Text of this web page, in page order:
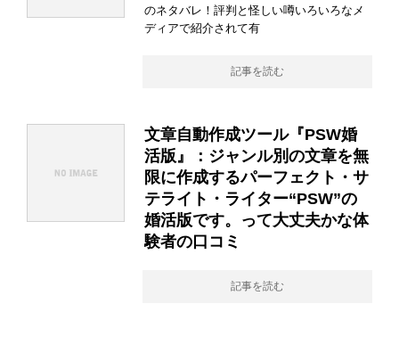
のネタバレ！評判と怪しい噂いろいろなメ
ディアで紹介されて有
記事を読む
文章自動作成ツール『PSW婚
活版』：ジャンル別の文章を無
限に作成するパーフェクト・サ
テライト・ライター“PSW”の
婚活版です。って大丈夫かな体
験者の口コミ
記事を読む